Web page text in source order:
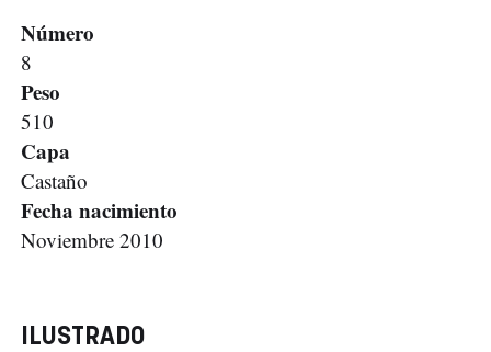
Número
8
Peso
510
Capa
Castaño
Fecha nacimiento
Noviembre 2010
ILUSTRADO